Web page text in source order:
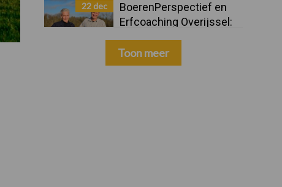
22 dec
BoerenPerspectief en
Erfcoaching Overijssel:
ondersteuning bij grote
keuzes
Toon meer